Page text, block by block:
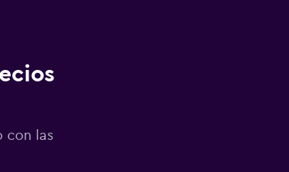
con las